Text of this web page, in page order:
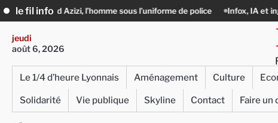
Skip
to
content
le fil info
l’homme sous l’uniforme de police Infox, IA et ingérences : le
jeudi
août 6, 2026
Le 1/4 d’heure Lyonnais Aménagement Culture
Solidarité
Vie publique Skyline Contact Faire un